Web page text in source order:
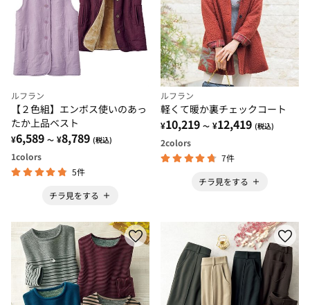
ルフラン
【２色組】エンボス使いのあっ
たか上品ベスト
¥6,589 ～ ¥8,789 (税込)
1colors
5件
チラ見をする
ルフラン
軽くて暖か裏チェックコート
¥10,219 ～ ¥12,419 (税込)
2colors
7件
チラ見をする